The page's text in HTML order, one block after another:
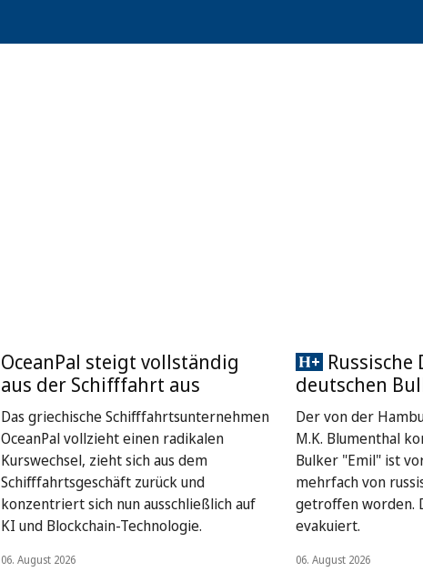
OceanPal steigt vollständig
aus der Schifffahrt aus
Das griechische Schifffahrtsunternehmen
OceanPal vollzieht einen radikalen
Kurswechsel, zieht sich aus dem
Schifffahrtsgeschäft zurück und
konzentriert sich nun ausschließlich auf
KI und Blockchain-Technologie.
06. August 2026
deutschen
Der von der
M.K. Blumenthal
Bulker "Emil" ist
mehrfach von
getroffen worden.
evakuiert.
06. August 2026